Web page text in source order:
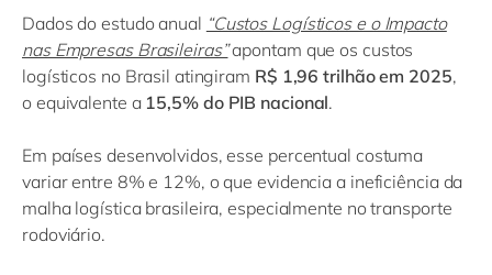
Dados do estudo anual “Custos Logísticos e o Impacto
nas Empresas Brasileiras”apontam que os custos
logísticos no Brasil atingiram R$ 1,96 trilhão em 2025,
o equivalente a 15,5% do PIB nacional.
Em países desenvolvidos, esse percentual costuma
variar entre 8% e 12%, o que evidencia a ineficiência da
malha logística brasileira, especialmente no transporte
rodoviário.